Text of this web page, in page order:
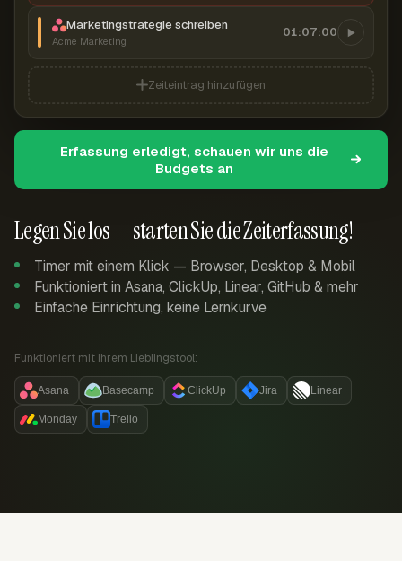
Legen Sie los — starten Sie die Zeiterfassung!
Timer mit einem Klick — Browser, Desktop & Mobil
Funktioniert in Asana, ClickUp, Linear, GitHub & mehr
Einfache Einrichtung, keine Lernkurve
Funktioniert mit Ihrem Lieblingstool:
Asana Basecamp ClickUp Jira Linear
Monday Trello
Marketingstrategie schreiben
Acme Marketing
01:07:00
Zeiteintrag hinzufügen
Erfassung erledigt, schauen wir uns die
Budgets an